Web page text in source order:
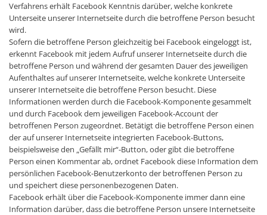
Verfahrens erhält Facebook Kenntnis darüber, welche konkrete
Unterseite unserer Internetseite durch die betroffene Person besucht
wird.
Sofern die betroffene Person gleichzeitig bei Facebook eingeloggt ist,
erkennt Facebook mit jedem Aufruf unserer Internetseite durch die
betroffene Person und während der gesamten Dauer des jeweiligen
Aufenthaltes auf unserer Internetseite, welche konkrete Unterseite
unserer Internetseite die betroffene Person besucht. Diese
Informationen werden durch die Facebook-Komponente gesammelt
und durch Facebook dem jeweiligen Facebook-Account der
betroffenen Person zugeordnet. Betätigt die betroffene Person einen
der auf unserer Internetseite integrierten Facebook-Buttons,
beispielsweise den „Gefällt mir“-Button, oder gibt die betroffene
Person einen Kommentar ab, ordnet Facebook diese Information dem
persönlichen Facebook-Benutzerkonto der betroffenen Person zu
und speichert diese personenbezogenen Daten.
Facebook erhält über die Facebook-Komponente immer dann eine
Information darüber, dass die betroffene Person unsere Internetseite